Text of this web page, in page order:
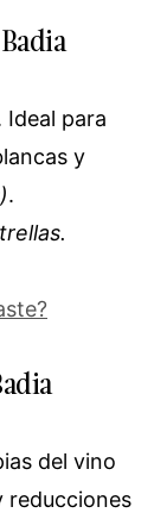
Ideal para
y
.
del vino
reducciones